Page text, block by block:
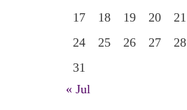
17
18 19 20 21
24
25 26 27 28
31
« Jul